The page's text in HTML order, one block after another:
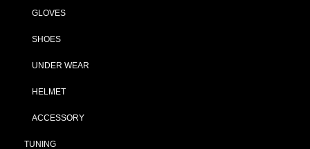
GLOVES
SHOES
UNDER WEAR
HELMET
ACCESSORY
TUNING